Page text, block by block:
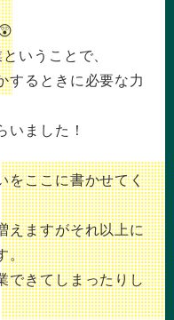
いうことで、
するときに必要な力
いました！
をここに書かせてく
えますがそれ以上に
。
できてしまったりし